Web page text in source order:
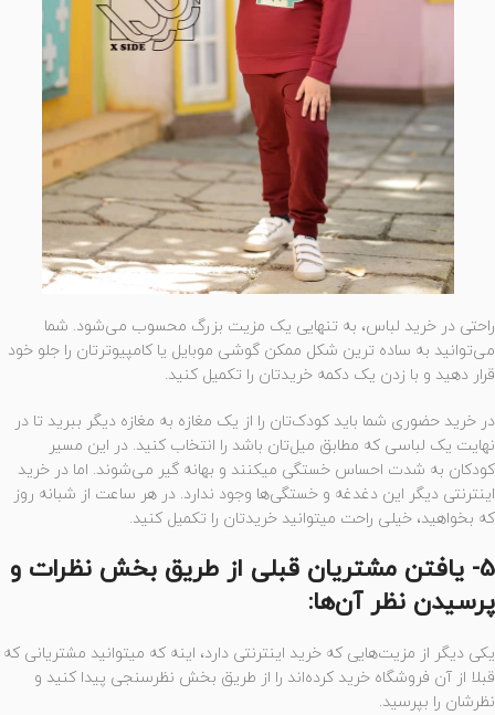
راحتی در خرید لباس، به تنهایی یک مزیت بزرگ محسوب می‌شود. شما
می‌توانید به ساده ترین شکل ممکن گوشی موبایل یا کامپیوترتان را جلو خود
قرار دهید و با زدن یک دکمه خریدتان را تکمیل کنید.
در خرید حضوری شما باید کودک‌تان را از یک مغازه به مغازه دیگر ببرید تا در
نهایت یک لباسی که مطابق میل‌تان باشد را انتخاب کنید. در این مسیر
کودکان به شدت احساس خستگی میکنند و بهانه گیر می‌شوند. اما در خرید
اینترنتی دیگر این دغدغه‌ و خستگی‌ها وجود ندارد. در هر ساعت از شبانه روز
که بخواهید، خیلی راحت میتوانید خریدتان را تکمیل کنید.
5- یافتن مشتریان قبلی از طریق بخش نظرات و
پرسیدن نظر آن‌ها:
یکی دیگر از مزیت‌هایی که خرید اینترنتی دارد، اینه که میتوانید مشتریانی که
قبلا از آن فروشگاه خرید کرده‌اند را از طریق بخش نظرسنجی پیدا کنید و
نظرشان را بپرسید.